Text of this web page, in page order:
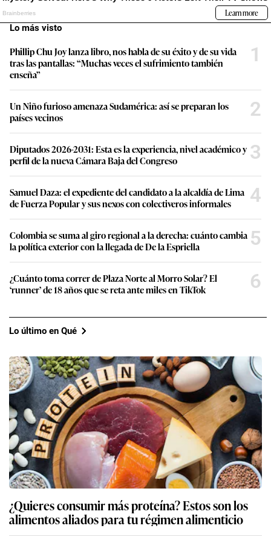
Lo más visto
Phillip Chu Joy lanza libro, nos habla de su éxito y de su vida
tras las pantallas: “Muchas veces el sufrimiento también
enseña”
1
Un Niño furioso amenaza Sudamérica: así se preparan los
países vecinos
2
Diputados 2026-2031: Esta es la experiencia, nivel académico y
perfil de la nueva Cámara Baja del Congreso
3
Samuel Daza: el expediente del candidato a la alcaldía de Lima
de Fuerza Popular y sus nexos con colectiveros informales
4
Colombia se suma al giro regional a la derecha: cuánto cambia
la política exterior con la llegada de De la Espriella
5
¿Cuánto toma correr de Plaza Norte al Morro Solar? El
‘runner’ de 18 años que se reta ante miles en TikTok
6
Lo último en Qué
¿Quieres consumir más proteína? Estos son los
alimentos aliados para tu régimen alimenticio